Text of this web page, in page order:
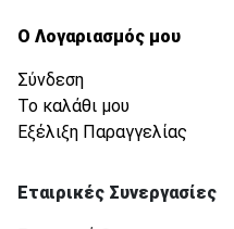
Ο Λογαριασμός μου
Σύνδεση
Το καλάθι μου
Εξέλιξη Παραγγελίας
Εταιρικές Συνεργασίες